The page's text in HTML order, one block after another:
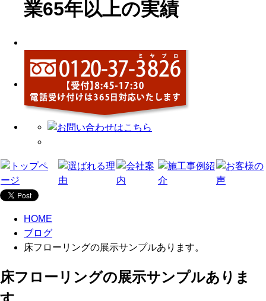
業65年以上の実績
HOME
ブログ
床フローリングの展示サンプルあります。
床フローリングの展示サンプルありま